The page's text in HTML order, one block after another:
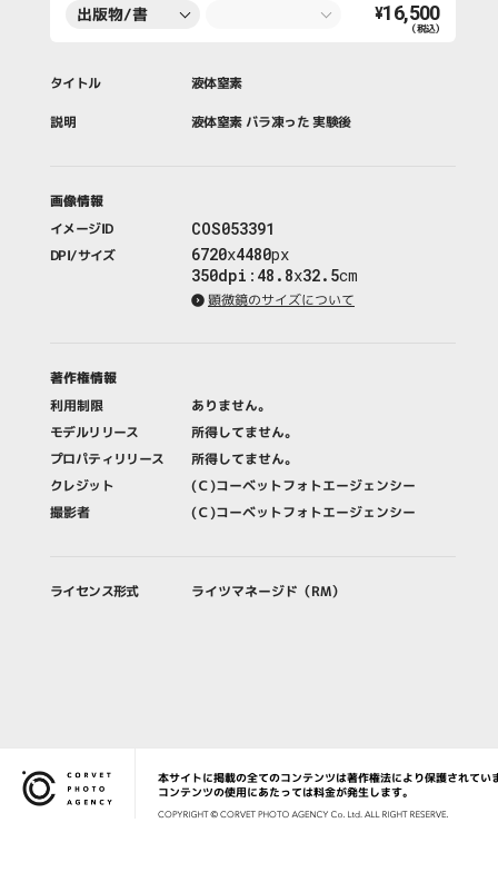
出版物/書
¥16,500
（税込）
タイトル 液体窒素
説明 液体窒素 バラ凍った 実験後
画像情報
イメージID
COS053391
DPI/サイズ 6720x4480px
350dpi : 48.8x32.5cm
顕微鏡のサイズについて
著作権情報
利用制限
ありません。
モデルリリース
所得してません。
プロパティリリース
所得してません。
クレジット
(Ｃ)コーベットフォトエージェンシー
撮影者
(Ｃ)コーベットフォトエージェンシー
ライセンス形式 ライツマネージド（RM）
Corvet Photo Agency
本サイトに掲載の全てのコンテンツは著作権法により保護されてい
コンテンツの使用にあたっては料金が発生します。